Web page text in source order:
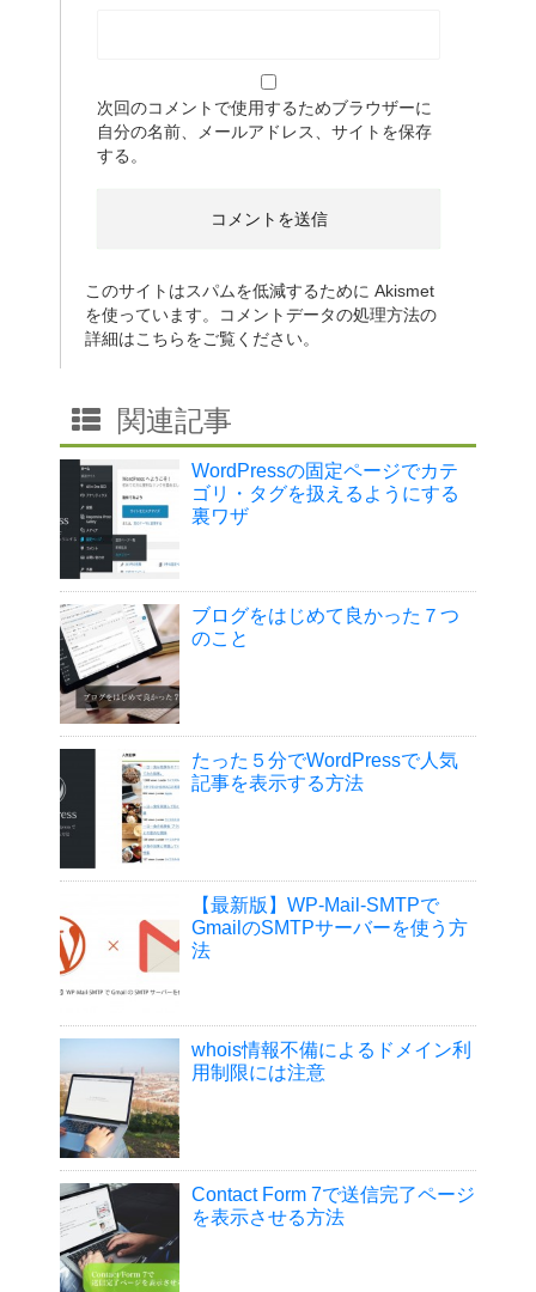
次回のコメントで使用するためブラウザーに
自分の名前、メールアドレス、サイトを保存
する。
このサイトはスパムを低減するために Akismet
を使っています。
コメントデータの処理方法の
詳細はこちらをご覧ください。
関連記事
WordPressの固定ページでカテ
ゴリ・タグを扱えるようにする
裏ワザ
ブログをはじめて良かった７つ
のこと
たった５分でWordPressで人気
記事を表示する方法
【最新版】WP-Mail-SMTPで
GmailのSMTPサーバーを使う方
法
whois情報不備によるドメイン利
用制限には注意
Contact Form 7で送信完了ページ
を表示させる方法